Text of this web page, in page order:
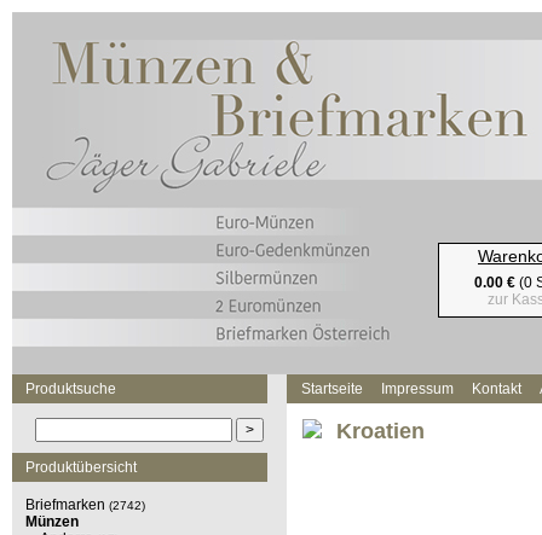
0.00 € (0
zur
Produktsuche
Produktübersicht
Briefmarken (2742)
Münzen
Startseite Impressum Kontakt
Kroatien